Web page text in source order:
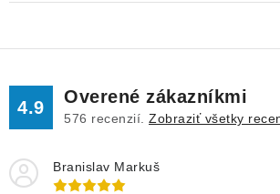
4.9
Overené zákazníkmi
576 recenzií. Zobraziť všetky
Branislav Markuš